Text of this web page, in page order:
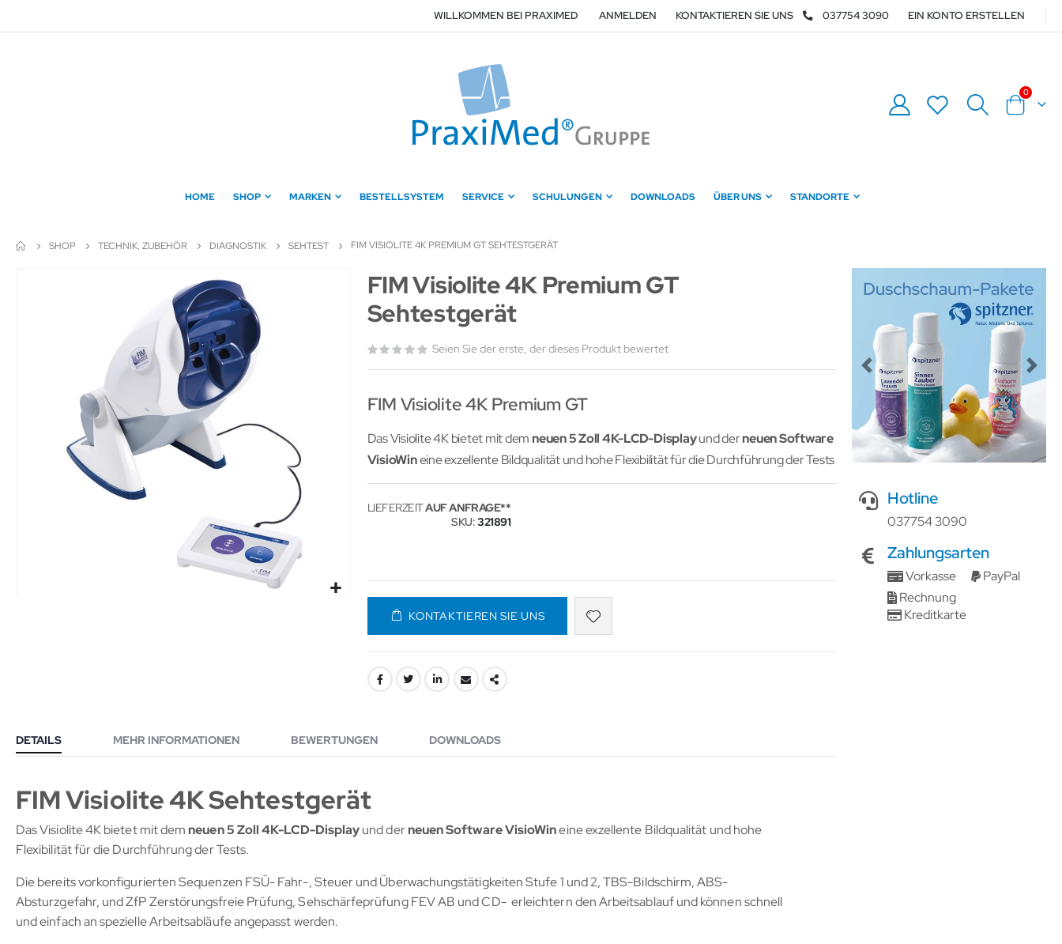
zum
WILLKOMMEN BEI PRAXIMED ANMELDEN KONTAKTIEREN SIE UNS 037754 3090 EIN KONTO ERSTELLEN
Warenkorb
0Artikel
HOME SHOP MARKEN BESTELLSYSTEM SERVICE SCHULUNGEN DOWNLOADS ÜBER UNS STANDORTE
SHOP TECHNIK, ZUBEHÖR DIAGNOSTIK SEHTEST FIM VISIOLITE 4K PREMIUM GT SEHTESTGERÄT
Zum
Anfang
der
Bildergalerie
springen
FIM Visiolite 4K Premium GT
Sehtestgerät
Seien Sie der erste, der dieses Produkt bewertet
FIM Visiolite 4K Premium GT
Das Visiolite 4K bietet mit demneuen 5 Zoll 4K-LCD-Displayund derneuen Software
VisioWineine exzellente Bildqualität und hohe Flexibilität für die Durchführung der Tests
LIEFERZEITAUF ANFRAGE
SKU 321891
KONTAKTIEREN SIE UNS
DETAILS
FIM Visiolite 4K Sehtestgerät
Das Visiolite 4K bietet mit demneuen 5 Zoll 4K-LCD-Displayund derneuen Software VisioWineine exzellente Bildqualität und hohe
Flexibilität für die Durchführung der Tests.
Die bereits vorkonfigurierten Sequenzen FSÜ- Fahr-, Steuer und Überwachungstätigkeiten Stufe 1 und 2, TBS-Bildschirm, ABS-
Absturzgefahr, und ZfP Zerstörungsfreie Prüfung, Sehschärfeprüfung FEV AB und CD- erleichtern den Arbeitsablauf und können schnell
und einfach an spezielle Arbeitsabläufe angepasst werden.
MEHR INFORMATIONEN BEWERTUNGEN DOWNLOADS
Previous Next
Hotline
037754 3090
Zahlungsarten
Vorkasse
PayPal
Rechnung
Kreditkarte